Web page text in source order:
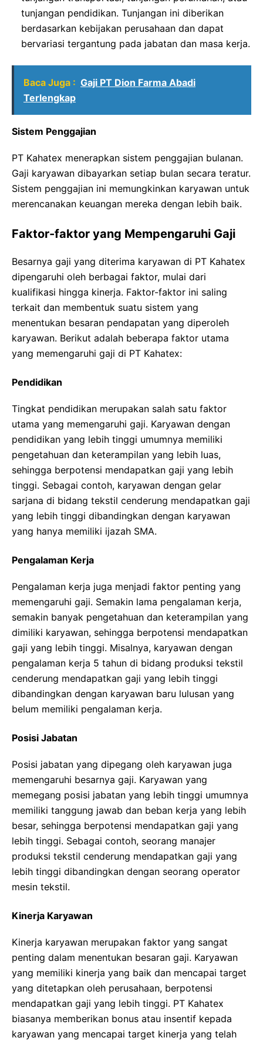
tunjangan pendidikan. Tunjangan ini diberikan
berdasarkan kebijakan perusahaan dan dapat
bervariasi tergantung pada jabatan dan masa kerja.
Baca Juga : Gaji PT Dion Farma Abadi
Terlengkap
Sistem Penggajian
PT Kahatex menerapkan sistem penggajian bulanan.
Gaji karyawan dibayarkan setiap bulan secara teratur.
Sistem penggajian ini memungkinkan karyawan untuk
merencanakan keuangan mereka dengan lebih baik.
Faktor-faktor yang Mempengaruhi Gaji
Besarnya gaji yang diterima karyawan di PT Kahatex
dipengaruhi oleh berbagai faktor, mulai dari
kualifikasi hingga kinerja. Faktor-faktor ini saling
terkait dan membentuk suatu sistem yang
menentukan besaran pendapatan yang diperoleh
karyawan. Berikut adalah beberapa faktor utama
yang memengaruhi gaji di PT Kahatex:
Pendidikan
Tingkat pendidikan merupakan salah satu faktor
utama yang memengaruhi gaji. Karyawan dengan
pendidikan yang lebih tinggi umumnya memiliki
pengetahuan dan keterampilan yang lebih luas,
sehingga berpotensi mendapatkan gaji yang lebih
tinggi. Sebagai contoh, karyawan dengan gelar
sarjana di bidang tekstil cenderung mendapatkan gaji
yang lebih tinggi dibandingkan dengan karyawan
yang hanya memiliki ijazah SMA.
Pengalaman Kerja
Pengalaman kerja juga menjadi faktor penting yang
memengaruhi gaji. Semakin lama pengalaman kerja,
semakin banyak pengetahuan dan keterampilan yang
dimiliki karyawan, sehingga berpotensi mendapatkan
gaji yang lebih tinggi. Misalnya, karyawan dengan
pengalaman kerja 5 tahun di bidang produksi tekstil
cenderung mendapatkan gaji yang lebih tinggi
dibandingkan dengan karyawan baru lulusan yang
belum memiliki pengalaman kerja.
Posisi Jabatan
Posisi jabatan yang dipegang oleh karyawan juga
memengaruhi besarnya gaji. Karyawan yang
memegang posisi jabatan yang lebih tinggi umumnya
memiliki tanggung jawab dan beban kerja yang lebih
besar, sehingga berpotensi mendapatkan gaji yang
lebih tinggi. Sebagai contoh, seorang manajer
produksi tekstil cenderung mendapatkan gaji yang
lebih tinggi dibandingkan dengan seorang operator
mesin tekstil.
Kinerja Karyawan
Kinerja karyawan merupakan faktor yang sangat
penting dalam menentukan besaran gaji. Karyawan
yang memiliki kinerja yang baik dan mencapai target
yang ditetapkan oleh perusahaan, berpotensi
mendapatkan gaji yang lebih tinggi. PT Kahatex
biasanya memberikan bonus atau insentif kepada
karyawan yang mencapai target kinerja yang telah